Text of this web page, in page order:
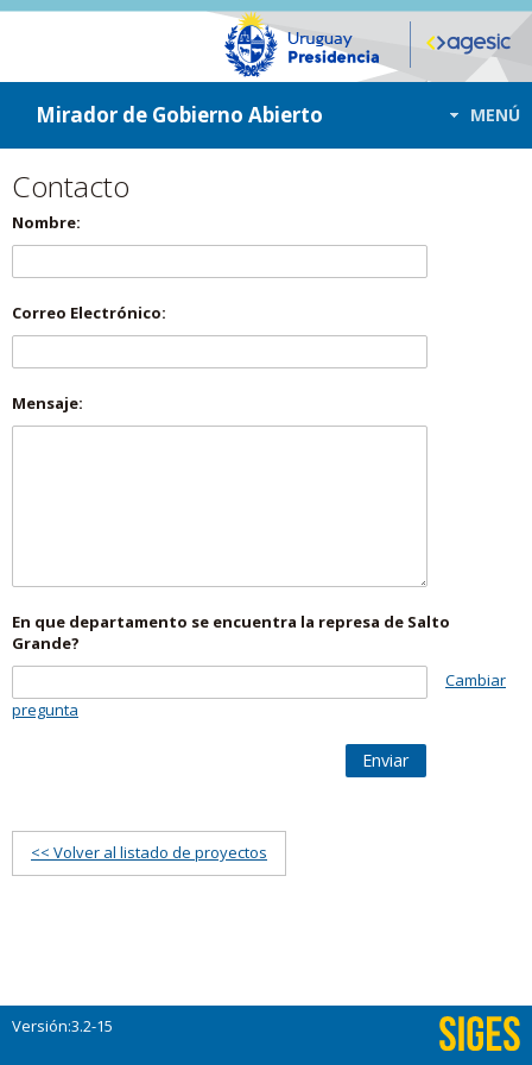
ir a contenido
ir al menú
Mirador de Gobierno Abierto MENÚ
Contacto
Nombre:
Correo Electrónico:
Mensaje:
En que departamento se encuentra la represa de Salto
Grande?
Cambiar
pregunta
Enviar
<< Volver al listado de proyectos
Versión:3.2-15